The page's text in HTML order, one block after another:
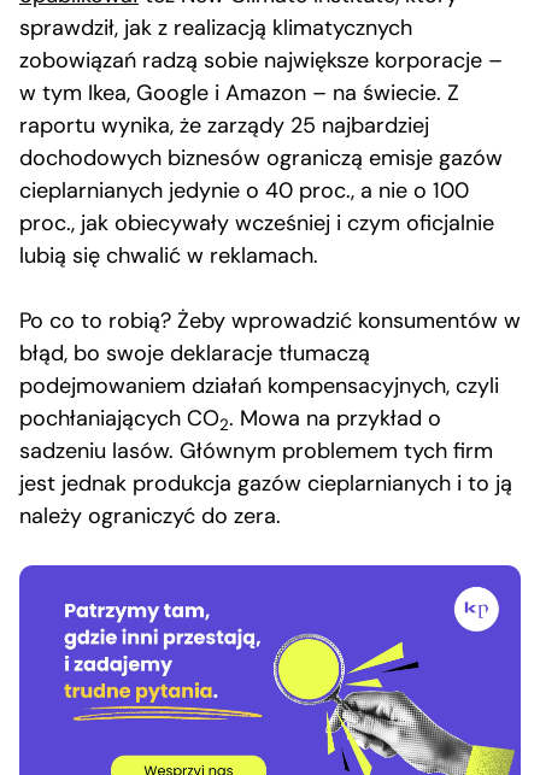
sprawdził, jak z realizacją klimatycznych
zobowiązań radzą sobie największe korporacje –
w tym Ikea, Google i Amazon – na świecie. Z
raportu wynika, że zarządy 25 najbardziej
dochodowych biznesów ograniczą emisje gazów
cieplarnianych jedynie o 40 proc., a nie o 100
proc., jak obiecywały wcześniej i czym oficjalnie
lubią się chwalić w reklamach.
Po co to robią? Żeby wprowadzić konsumentów w
błąd, bo swoje deklaracje tłumaczą
podejmowaniem działań kompensacyjnych, czyli
pochłaniających CO2. Mowa na przykład o
sadzeniu lasów. Głównym problemem tych firm
jest jednak produkcja gazów cieplarnianych i to ją
należy ograniczyć do zera.